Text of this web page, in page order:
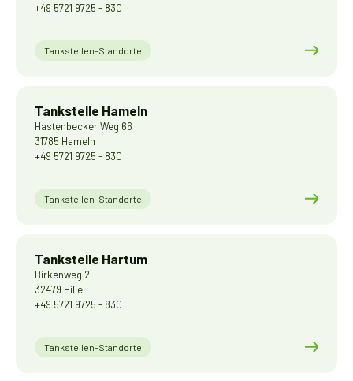
+49 5721 9725 - 830
Tankstellen-Standorte
Tankstelle Hameln
Hastenbecker Weg 66
31785 Hameln
+49 5721 9725 - 830
Tankstellen-Standorte
Tankstelle Hartum
Birkenweg 2
32479 Hille
+49 5721 9725 - 830
Tankstellen-Standorte